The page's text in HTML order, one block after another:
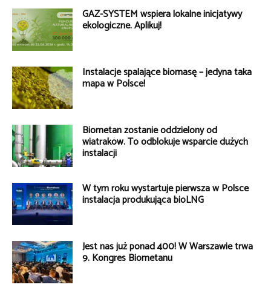
GAZ-SYSTEM wspiera lokalne inicjatywy
ekologiczne. Aplikuj!
Instalacje spalające biomasę – jedyna taka
mapa w Polsce!
Biometan zostanie oddzielony od
wiatraków. To odblokuje wsparcie dużych
instalacji
W tym roku wystartuje pierwsza w Polsce
instalacja produkująca bioLNG
Jest nas już ponad 400! W Warszawie trwa
9. Kongres Biometanu